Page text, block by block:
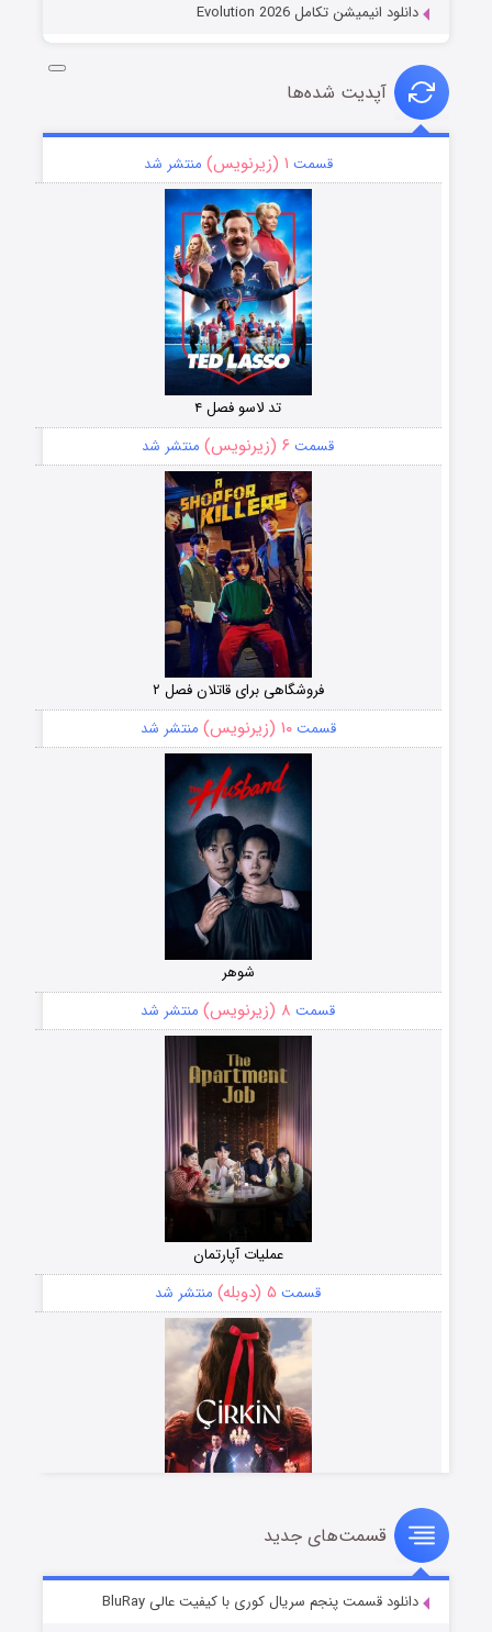
دانلود انیمیشن تکامل Evolution 2026
آپدیت شده‌ها
قسمت ۱ (زیرنویس) منتشر شد
تد لاسو فصل ۴
قسمت ۶ (زیرنویس) منتشر شد
فروشگاهی برای قاتلان فصل ۲
قسمت۱۰ (زیرنویس) منتشر شد
شوهر
قسمت ۸ (زیرنویس) منتشر شد
عملیات آپارتمان
قسمت ۵ (دوبله) منتشر شد
سریال زشت
قسمت۲ (زیرنویس) منتشر شد
قسمت‌های جدید
دانلود قسمت پنجم سریال کوری با کیفیت عالی BluRay